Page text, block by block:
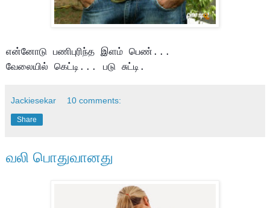
என்னோடு பணிபுரிந்த இளம் பெண்...
வேலையில் கெட்டி... படு சுட்டி.
Jackiesekar 10 comments:
Share
வலி பொதுவானது